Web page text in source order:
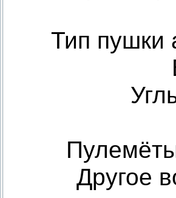
Тип пушки
Другое